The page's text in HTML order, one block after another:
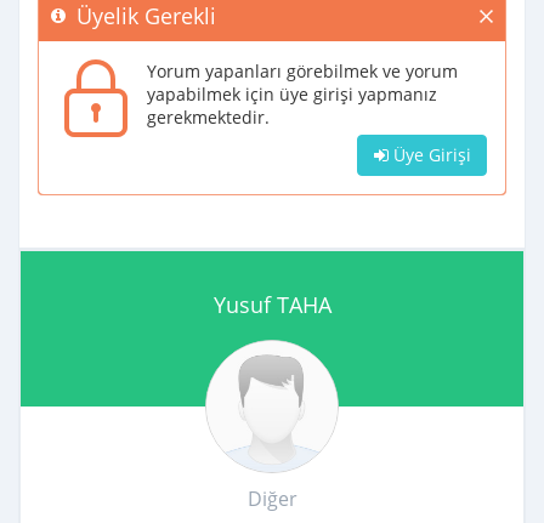
Üyelik Gerekli
Yorum yapanları görebilmek ve yorum
yapabilmek için üye girişi yapmanız
gerekmektedir.
Üye Girişi
Yusuf TAHA
Diğer